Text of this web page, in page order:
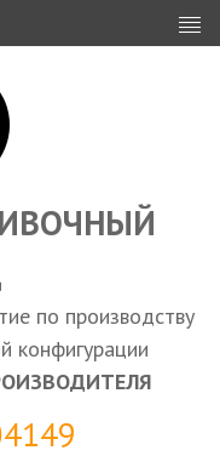
по производству
конфигурации